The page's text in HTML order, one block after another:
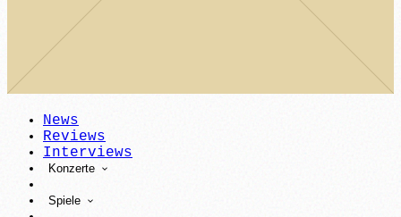
News
Reviews
Interviews
Konzerte
Spiele